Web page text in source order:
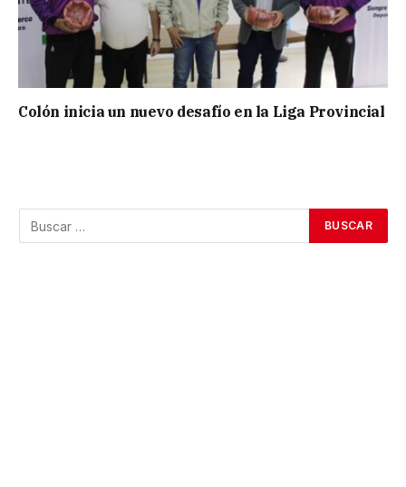
Colón inicia un nuevo desafío en la Liga Provincial